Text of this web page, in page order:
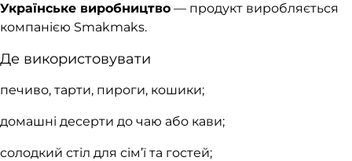
Українське виробництво — продукт виробляється
компанією Smakmaks.
Де використовувати
печиво, тарти, пироги, кошики;
домашні десерти до чаю або кави;
солодкий стіл для сім’ї та гостей;